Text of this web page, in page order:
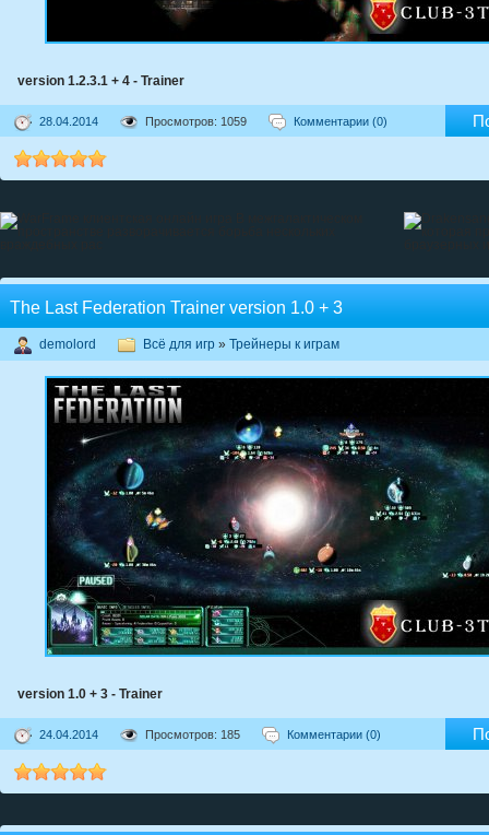
version 1.2.3.1 + 4 - Trainer
28.04.2014 Просмотров: 1059 Комментарии (0)
The Last Federation Trainer version 1.0 + 3
demolord Всё для игр » Трейнеры к играм
version 1.0 + 3 - Trainer
24.04.2014 Просмотров: 185 Комментарии (0)